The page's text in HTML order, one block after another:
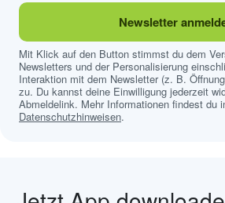
Newsletter
Mit Klick auf den Button stimmst du dem
Newsletters und der Personalisierung
Interaktion mit dem Newsletter (z. B.
zu. Du kannst deine Einwilligung jederzeit
Abmeldelink. Mehr Informationen findest du
Datenschutzhinweisen.